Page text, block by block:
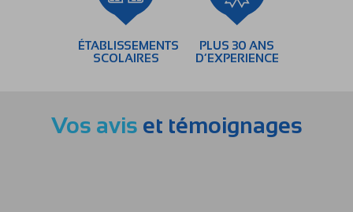
ÉTABLISSEMENTS
SCOLAIRES
PLUS 30 ANS
D’EXPERIENCE
Vos avis et témoignages